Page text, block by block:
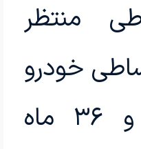
منتظر
خودرو
بدون ضامن و ۳۶ ماه